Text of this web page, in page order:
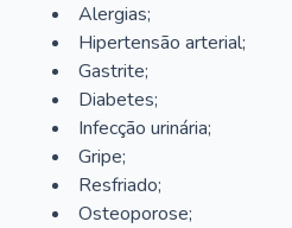
Alergias;
Hipertensão arterial;
Gastrite;
Diabetes;
Infecção urinária;
Gripe;
Resfriado;
Osteoporose;